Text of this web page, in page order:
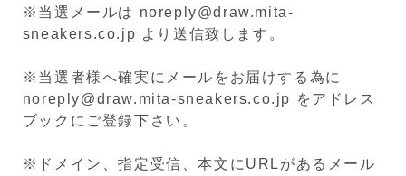
※当選メールは noreply@draw.mita-
sneakers.co.jp より送信致します。
※当選者様へ確実にメールをお届けする為に
noreply@draw.mita-sneakers.co.jp をアドレス
ブックにご登録下さい。
※ドメイン、指定受信、本文にURLがあるメール